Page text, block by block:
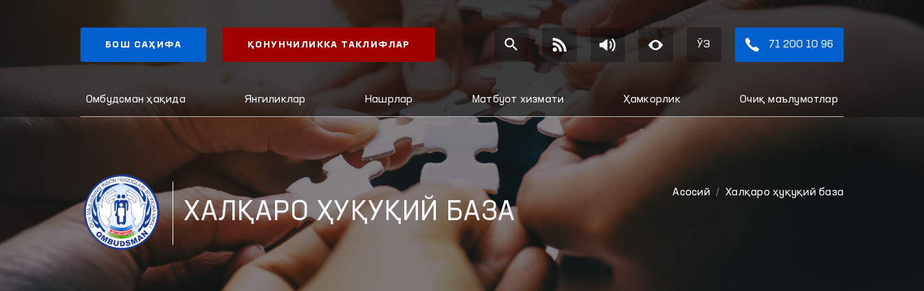
БОШ САҲИФА ҚОНУНЧИЛИККА ТАКЛИФЛАР ЎЗ 71 200 10 96
Омбудсман ҳақида Янгиликлар Нашрлар Матбуот хизмати Ҳамкорлик Очиқ маълумотлар
ХАЛҚАРО ҲУҚУҚИЙ БАЗА
Aсосий Халқаро ҳуқуқий база